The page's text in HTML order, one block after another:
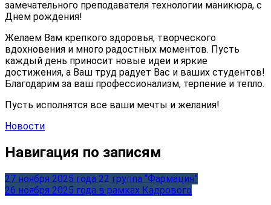
замечательного преподавателя технологии маникюра, с
Днем рождения!
Желаем Вам крепкого здоровья, творческого
вдохновения и много радостных моментов. Пусть
каждый день приносит новые идеи и яркие
достижения, а Ваш труд радует Вас и ваших студентов!
Благодарим за ваш профессионализм, терпение и тепло.
Пусть исполнятся все ваши мечты и желания!
Новости
Навигация по записям
27 ноября 2025 года 22 группа “Фармация”
26 ноября 2025 года в рамках Кадрового